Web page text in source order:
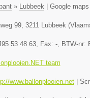
» Lubbeek| Google maps
99, 3211 Lubbeek(
53 48 63, Fax: -, BTW-nr:
team
www.ballonplooien.net|